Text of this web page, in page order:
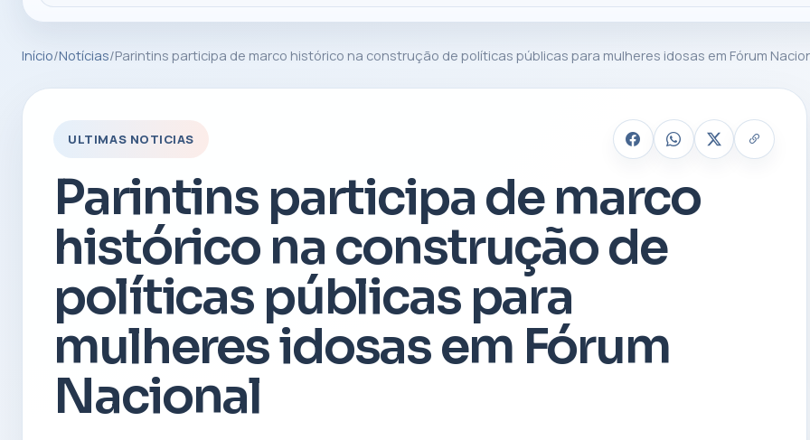
Início/Notícias/Parintins participa de marco histórico na construção de políticas públicas para mulheres idosas em Fórum
ULTIMAS NOTICIAS
Parintins participa de marco
histórico na construção de
políticas públicas para
mulheres idosas em Fórum
Nacional